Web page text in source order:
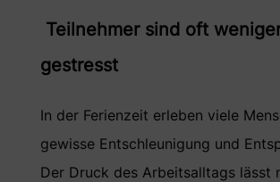
Teilnehmer sind oft
gestresst
In der Ferienzeit erleben viele
gewisse Entschleunigung und
Der Druck des Arbeitsalltags lässt